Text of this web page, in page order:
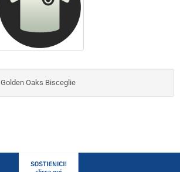
Golden Oaks Bisceglie